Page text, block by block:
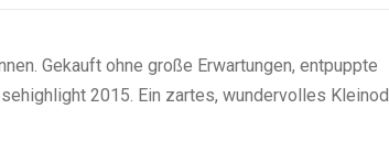
Gekauft ohne große Erwartungen, entpuppte
2015. Ein zartes, wundervolles Kleinod